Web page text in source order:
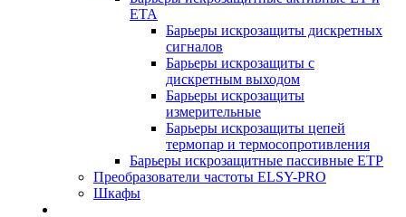
ETA
Барьеры искрозащиты дискретных
сигналов
Барьеры искрозащиты с
дискретным выходом
Барьеры искрозащиты
измерительные
Барьеры искрозащиты цепей
термопар и термосопротивления
Барьеры искрозащитные пассивные ЕТР
Преобразователи частоты ELSY-PRO
Шкафы